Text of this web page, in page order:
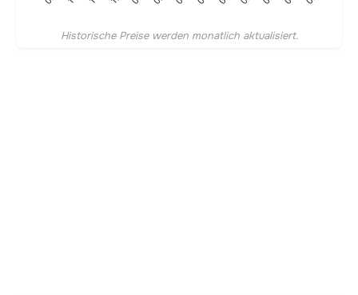
Historische Preise werden monatlich aktualisiert.